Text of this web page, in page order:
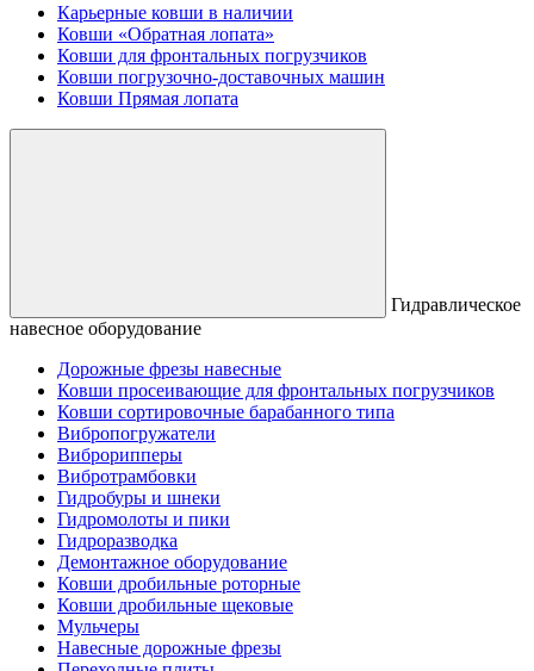
Карьерные ковши в наличии
Ковши «Обратная лопата»
Ковши для фронтальных погрузчиков
Ковши погрузочно-доставочных машин
Ковши Прямая лопата
Гидравлическое
навесное оборудование
Дорожные фрезы навесные
Ковши просеивающие для фронтальных погрузчиков
Ковши сортировочные барабанного типа
Вибропогружатели
Виброрипперы
Вибротрамбовки
Гидробуры и шнеки
Гидромолоты и пики
Гидроразводка
Демонтажное оборудование
Ковши дробильные роторные
Ковши дробильные щековые
Мульчеры
Навесные дорожные фрезы